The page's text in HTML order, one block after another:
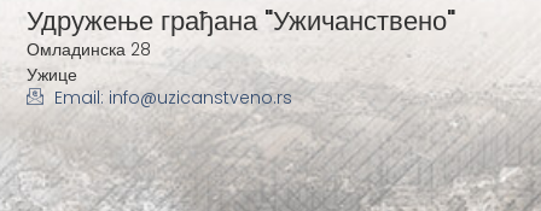
Удружење грађана "Ужичанствено"
Омладинска 28
Ужице
Email: info@uzicanstveno.rs